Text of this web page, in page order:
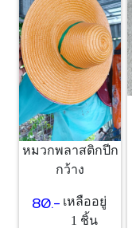
หมวกพลาสติกปีก
กว้าง
80.- เหลืออยู่
1 ชิ้น